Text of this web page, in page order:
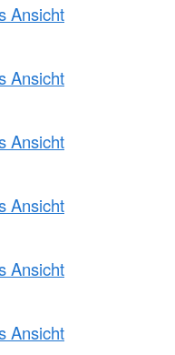
Ansicht
Ansicht
Ansicht
Ansicht
Ansicht
Ansicht